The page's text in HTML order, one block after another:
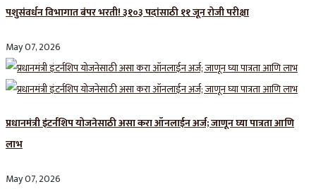
पशुसंवर्धन विभागात बंपर भरती! ३१०३ पदांसाठी ११ जून रोजी परीक्षा
May 07, 2026
प्रधानमंत्री इंटर्नशिप योजनेसाठी असा करा ऑनलाईन अर्ज; जाणून घ्या पात्रता आणि
लाभ
May 07, 2026